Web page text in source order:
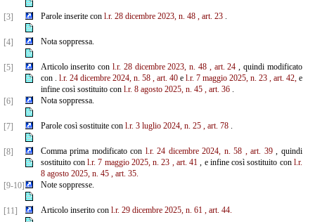
[3] Parole inserite con l.r. 28 dicembre 2023, n. 48 , art. 23.
[4] Nota soppressa.
[5] Articolo inserito con l.r. 28 dicembre 2023, n. 48 , art. 24 , quindi modificato
con . l.r. 24 dicembre 2024, n. 58 , art. 40e l.r. 7 maggio 2025, n. 23 , art. 42,e
infine così sostituito con l.r. 8 agosto 2025, n. 45 , art. 36.
[6]
Nota soppressa.
[7] Parole così sostituite con l.r. 3 luglio 2024, n. 25 , art. 78.
[8] Comma prima modificato con l.r. 24 dicembre 2024, n. 58 , art. 39, quindi
sostituito conl.r. 7 maggio 2025, n. 23 , art. 41 , e infine così sostituito con l.r.
8 agosto 2025, n. 45 , art. 35.
[9-10]
Note soppresse.
[11] Articolo inserito con l.r. 29 dicembre 2025, n. 61 , art. 44.